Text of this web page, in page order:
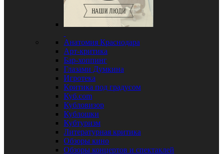
Анатомия Краснодара
Арт-критика
Бар-хоппинг
Глазами Думкина
Игротека
Критика под градусом
Куб.com
Кубловизор
Кублошки
Кубтуризм
Литературная критика
Обзоры кино
Обзоры концертов и спектаклей